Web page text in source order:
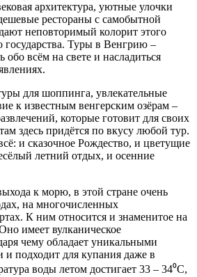
архитектура, уютные улочки
рестораны с самобытной
неповторимый колорит этого
государства. Туры в Венгрию –
всём на свете и насладиться
для шоппинга, увлекательные
к известным венгерским озёрам –
которые готовит для своих
здесь придётся по вкусу любой тур.
и сказочное Рождество, и цветущие
летний отдых, и осенние
к морю, в этой стране очень
на многочисленных
К ним относится и знаменитое на
имеет вулканическое
чему обладает уникальными
подходит для купания даже в
воды летом достигает 33 – 34⁰C,